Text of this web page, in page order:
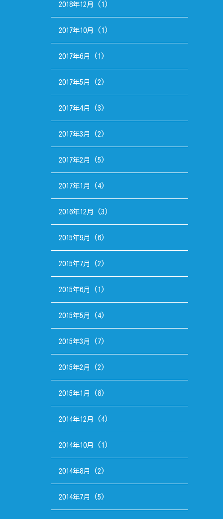
2018年12月 (1)
2017年10月 (1)
2017年6月 (1)
2017年5月 (2)
2017年4月 (3)
2017年3月 (2)
2017年2月 (5)
2017年1月 (4)
2016年12月 (3)
2015年9月 (6)
2015年7月 (2)
2015年6月 (1)
2015年5月 (4)
2015年3月 (7)
2015年2月 (2)
2015年1月 (8)
2014年12月 (4)
2014年10月 (1)
2014年8月 (2)
2014年7月 (5)